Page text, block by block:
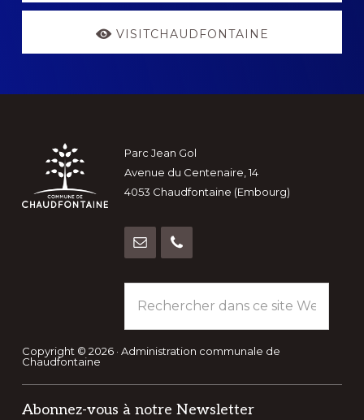
VISITCHAUDFONTAINE
Footer
Parc Jean Gol
Avenue du Centenaire, 14
4053 Chaudfontaine (Embourg)
dans
ce
site
Copyright © 2026 · Administration communale de
Chaudfontaine
Abonnez-vous à notre Newsletter